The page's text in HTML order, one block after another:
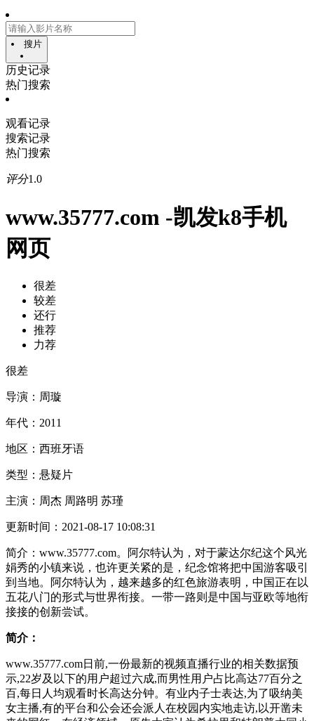
搜片
历史记录
热门搜索
观看记录
搜索记录
热门搜索
评分1.0
www.35777.com -凯发k8手机
网页
很差
较差
还行
推荐
力荐
很差
导演： 周璇
年代： 2011
地区： 西班牙语
类型： 悬疑片
主演： 周杰 周路明 苏瑾
更新时间： 2021-08-17 10:08:31
简介： www.35777.com。阿尔特认为，对于蒙达尔纪这个风光
娟秀的小镇来说，也许更关紧的是，纪念馆将把中国游客吸引
到当地。阿尔特认为，越来越多的红色旅游表明，中国正在以
五花八门的形式与世界衔接。一带一路则是中国与亚欧等地衔
接接的创新尝试。
简介：
www.35777.com日前,一份最新的视频直播行业的相关数据预
示,22岁及以下的用户超过六成,而男性用户占比高达77百分之
百,每日人均观看时长高达分钟。有业内子士表达,为了吸纳美
女主播,有的平台和公会还会派人在校园内实地走访,以开凿未